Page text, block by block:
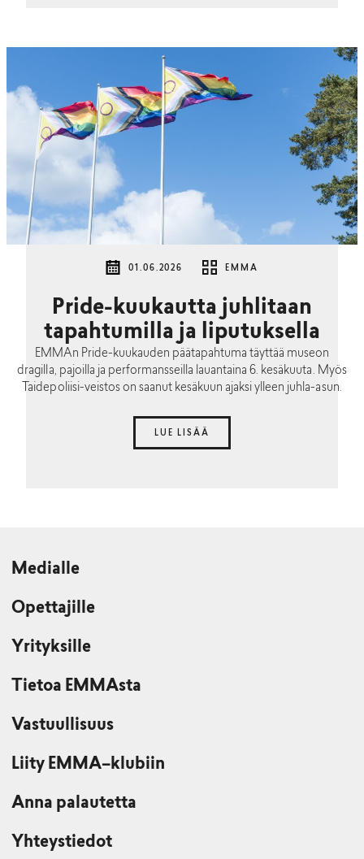
01.06.2026 EMMA
Pride-kuukautta juhlitaan
tapahtumilla ja liputuksella
EMMAn Pride-kuukauden päätapahtuma täyttää museon
dragilla, pajoilla ja performansseilla lauantaina 6. kesäkuuta. Myös
Taidepoliisi-veistos on saanut kesäkuun ajaksi ylleen juhla-asun.
LUE LISÄÄ
Medialle
Opettajille
Yrityksille
Tietoa EMMAsta
Vastuullisuus
Liity EMMA–klubiin
Anna palautetta
Yhteystiedot